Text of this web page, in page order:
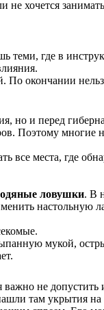
хочется
теми, где в
окончании
но и перед
Поэтому
все места, где
ловушки. В
настольную
мукой,
не
там укрытия на